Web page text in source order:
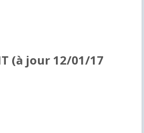
(à jour 12/01/17